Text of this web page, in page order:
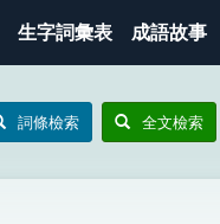
生字詞彙表 成語故事
詞條檢索 全文檢索